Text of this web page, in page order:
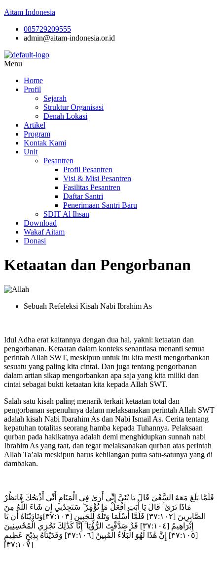
Aitam Indonesia
085729209555
admin@aitam-indonesia.or.id
Menu
Home
Profil
Sejarah
Struktur Organisasi
Denah Lokasi
Artikel
Program
Kontak Kami
Unit
Pesantren
Profil Pesantren
Visi & Misi Pesantren
Fasilitas Pesantren
Daftar Santri
Penerimaan Santri Baru
SDIT Al Ihsan
Download
Wakaf Aitam
Donasi
Ketaatan dan Pengorbanan
Sebuah Refeleksi Kisah Nabi Ibrahim As
Idul Adha erat kaitannya dengan dua hal, yakni: ketaatan dan
pengorbanan. Ketaatan dalam konteks senantiasa menanti semua
perintah Allah SWT, meskipun untuk itu kita mesti mengorbankan
sesuatu yang paling kita cintai. Dan juga tentang pengorbanan
dalam artian sikap mengorbankan apa saja yang kita miliki dan
cintai sebagai bukti ketaatan kita kepada Allah SWT.
Salah satu kisah paling menarik terkait ketaatan total dan
pengorbanan sepenuhnya dalam melaksanakan perintah Allah SWT
adalah kisah Nabi Ibarahim As dan Nabi Ismail As. Cerita tentang
kepatuhan totalitas seorang hamba kepada Tuhannya. Pelaksaan
qurban pada hakikatnya adalah demi menghidupkan sunnah nabi
Ibrahim As yang taat, dan tegar melaksanakan qurban atas perintah
Allah Ta’ala meskipun harus kehilangan putra satu-satunya yang di
dambakan.
فَلَمَّا بَلَغَ مَعَهُ السَّعْيَ قَالَ يَا بُنَيَّ إِنِّي أَرَىٰ فِي الْمَنَامِ أَنِّي أَذْبَحُكَ فَانظُرْ
مَاذَا تَرَىٰ ۚ قَالَ يَا أَبَتِ افْعَلْ مَا تُؤْمَرُ ۖ سَتَجِدُنِي إِن شَاءَ اللَّهُ مِنَ
الصَّابِرِينَ [٣٧:١٠٢] فَلَمَّا أَسْلَمَا وَتَلَّهُ لِلْجَبِينِ [٣٧:١٠٣]وَنَادَيْنَاهُ أَن يَا
إِبْرَاهِيمُ [٣٧:١٠٤] قَدْ صَدَّقْتَ الرُّؤْيَا ۚ إِنَّا كَذَٰلِكَ نَجْزِي الْمُحْسِنِينَ
[٣٧:١٠٥] إِنَّ هَٰذَا لَهُوَ الْبَلَاءُ الْمُبِينُ [٣٧:١٠٦] وَفَدَيْنَاهُ بِذِبْحٍ عَظِيمٍ
[٣٧:١٠٧]